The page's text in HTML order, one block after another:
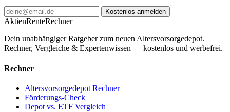
Kostenlos anmelden
AktienRenteRechner
Dein unabhängiger Ratgeber zum neuen Altersvorsorgedepot.
Rechner, Vergleiche & Expertenwissen — kostenlos und werbefrei.
Rechner
Altersvorsorgedepot Rechner
Förderungs-Check
Depot vs. ETF Vergleich